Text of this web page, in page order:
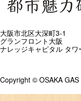
大阪市北区大深町3-1
グランフロント大阪
ナレッジキャピタル タワ
Copyright © OSAKA